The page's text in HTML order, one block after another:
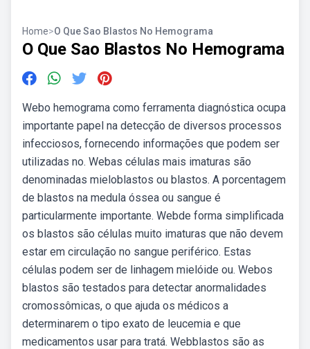
Home>O Que Sao Blastos No Hemograma
O Que Sao Blastos No Hemograma
Webo hemograma como ferramenta diagnóstica ocupa
importante papel na detecção de diversos processos
infecciosos, fornecendo informações que podem ser
utilizadas no. Webas células mais imaturas são
denominadas mieloblastos ou blastos. A porcentagem
de blastos na medula óssea ou sangue é
particularmente importante. Webde forma simplificada
os blastos são células muito imaturas que não devem
estar em circulação no sangue periférico. Estas
células podem ser de linhagem mielóide ou. Webos
blastos são testados para detectar anormalidades
cromossômicas, o que ajuda os médicos a
determinarem o tipo exato de leucemia e que
medicamentos usar para tratá. Webblastos são as